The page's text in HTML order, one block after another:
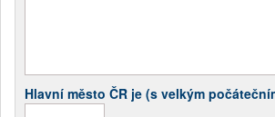
Hlavní město ČR je (s velkým